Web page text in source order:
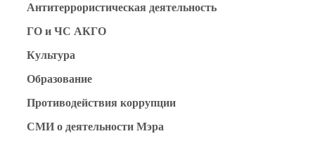
Антитеррористическая деятельность
ГО и ЧС АКГО
Культура
Образование
Противодействия коррупции
СМИ о деятельности Мэра